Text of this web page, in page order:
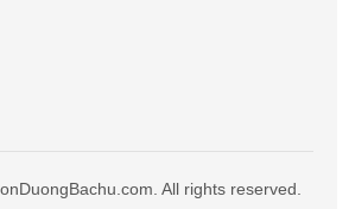
All rights reserved.